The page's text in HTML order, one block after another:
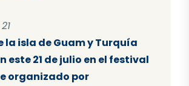
la isla de Guam y Turquía
este 21 de julio en el festival
organizado por